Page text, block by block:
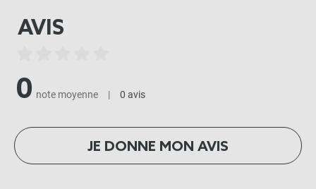
AVIS
0 note moyenne | 0 avis
JE DONNE MON AVIS